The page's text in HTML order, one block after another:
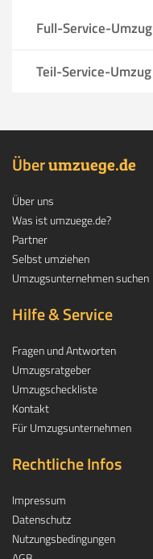
Full-Service-Umzug
Teil-Service-Umzug
Überumzuege.de
Über uns
Was ist umzuege.de?
Partner
Selbst umziehen
Umzugsunternehmen suchen
Hilfe & Service
Fragen und Antworten
Umzugsratgeber
Umzugscheckliste
Kontakt
Für Umzugsunternehmen
Rechtliche Infos
Impressum
Datenschutz
Nutzungsbedingungen